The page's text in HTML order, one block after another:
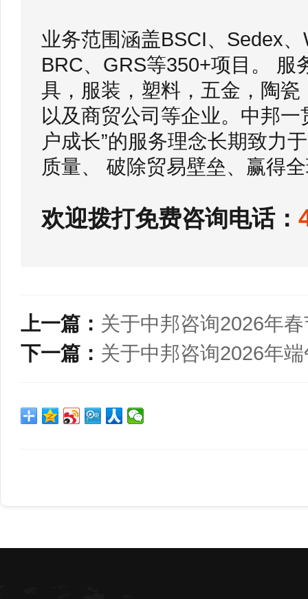
业务范围涵盖BSCI、Sedex
BRC、GRS等350+项目。 服
具，服装，塑料，五金，陶
以及商贸公司等企业。中邦
户成长”的服务理念长期致力
质量、 破除贸易壁垒、赢得
欢迎拨打免费咨询电话：
上一篇： 关于中邦咨询2026年
下一篇： 关于中邦咨询2026年